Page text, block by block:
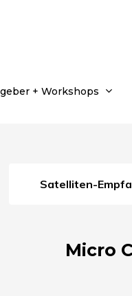
+ Workshops
Satelliten-
Micro